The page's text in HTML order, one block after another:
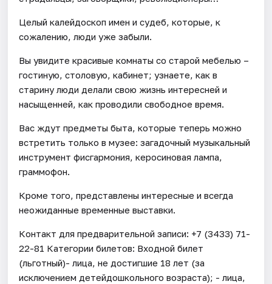
Целый калейдоскоп имен и судеб, которые, к
сожалению, люди уже забыли.
Вы увидите красивые комнаты со старой мебелью –
гостиную, столовую, кабинет; узнаете, как в
старину люди делали свою жизнь интересней и
насыщенней, как проводили свободное время.
Вас ждут предметы быта, которые теперь можно
встретить только в музее: загадочный музыкальный
инструмент фисгармония, керосиновая лампа,
граммофон.
Кроме того, представлены интересные и всегда
неожиданные временные выставки.
Контакт для предварительной записи: +7 (3433) 71-
22-81 Категории билетов: Входной билет
(льготный)- лица, не достигшие 18 лет (за
исключением детейдошкольного возраста); - лица,